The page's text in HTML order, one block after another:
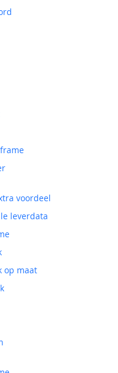
voordeel
leverdata
op maat